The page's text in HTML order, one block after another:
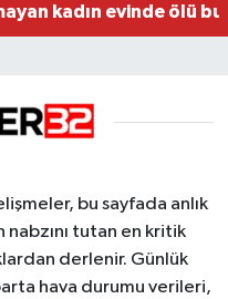
kadın evinde ölü
bu sayfada anlık
nabzını tutan en kritik
derlenir. Günlük
hava durumu verileri,